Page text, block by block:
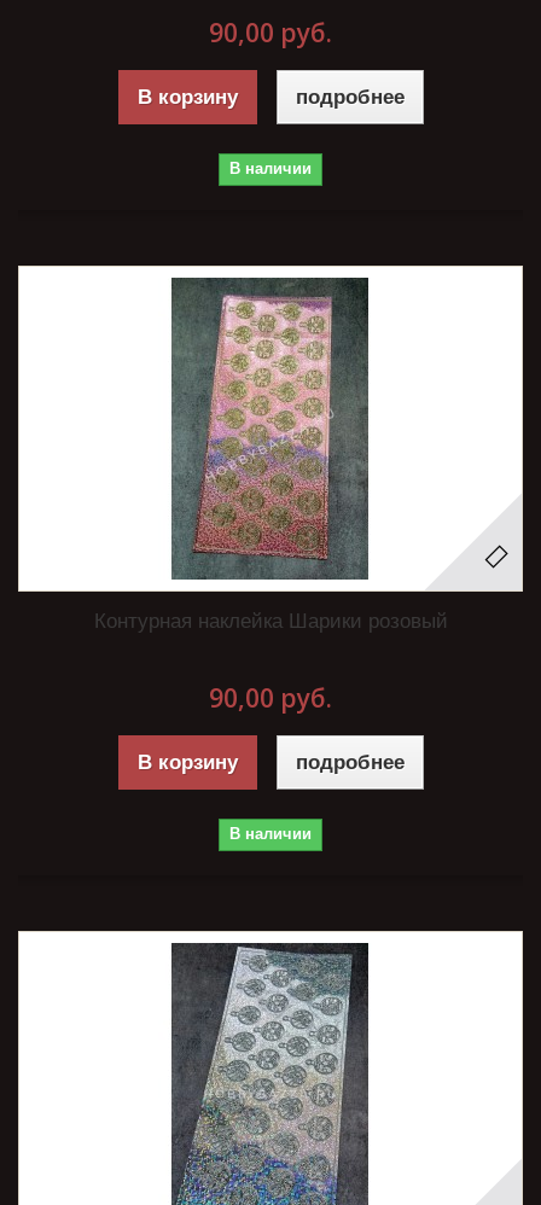
90,00 руб.
В корзину подробнее
В наличии
Контурная наклейка Шарики розовый
90,00 руб.
В корзину подробнее
В наличии